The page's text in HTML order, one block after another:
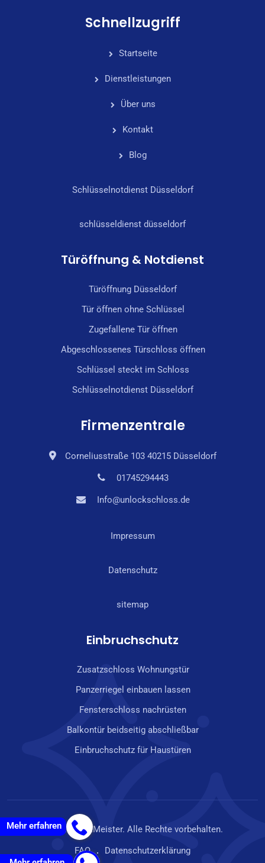
Schnellzugriff
Startseite
Dienstleistungen
Über uns
Kontakt
Blog
Schlüsselnotdienst Düsseldorf
schlüsseldienst düsseldorf
Türöffnung & Notdienst
Türöffnung Düsseldorf
Tür öffnen ohne Schlüssel
Zugefallene Tür öffnen
Abgeschlossenes Türschloss öffnen
Schlüssel steckt im Schloss
Schlüsselnotdienst Düsseldorf
Firmenzentrale
Corneliusstraße 103 40215 Düsseldorf
01745294443
Info@unlockschloss.de
Impressum
Datenschutz
sitemap
Einbruchschutz
Zusatzschloss Wohnungstür
Panzerriegel einbauen lassen
Fensterschloss nachrüsten
Balkontür beidseitig abschließbar
Einbruchschutz für Haustüren
© 2024 LockMeister. Alle Rechte vorbehalten.
FAQ
Datenschutzerklärung
Mehr erfahren